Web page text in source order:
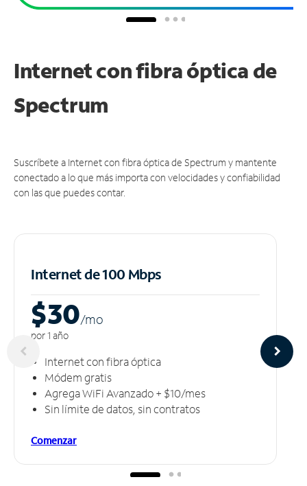
Internet con fibra óptica de
Spectrum
Suscríbete a Internet con fibra óptica de Spectrum y mantente
conectado a lo que más importa con velocidades y confiabilidad
con las que puedes contar.
Internet de 100 Mbps
$30/mo
por 1 año
Internet con fibra óptica
Módem gratis
Agrega WiFi Avanzado + $10/mes
Sin límite de datos, sin contratos
Comenzar